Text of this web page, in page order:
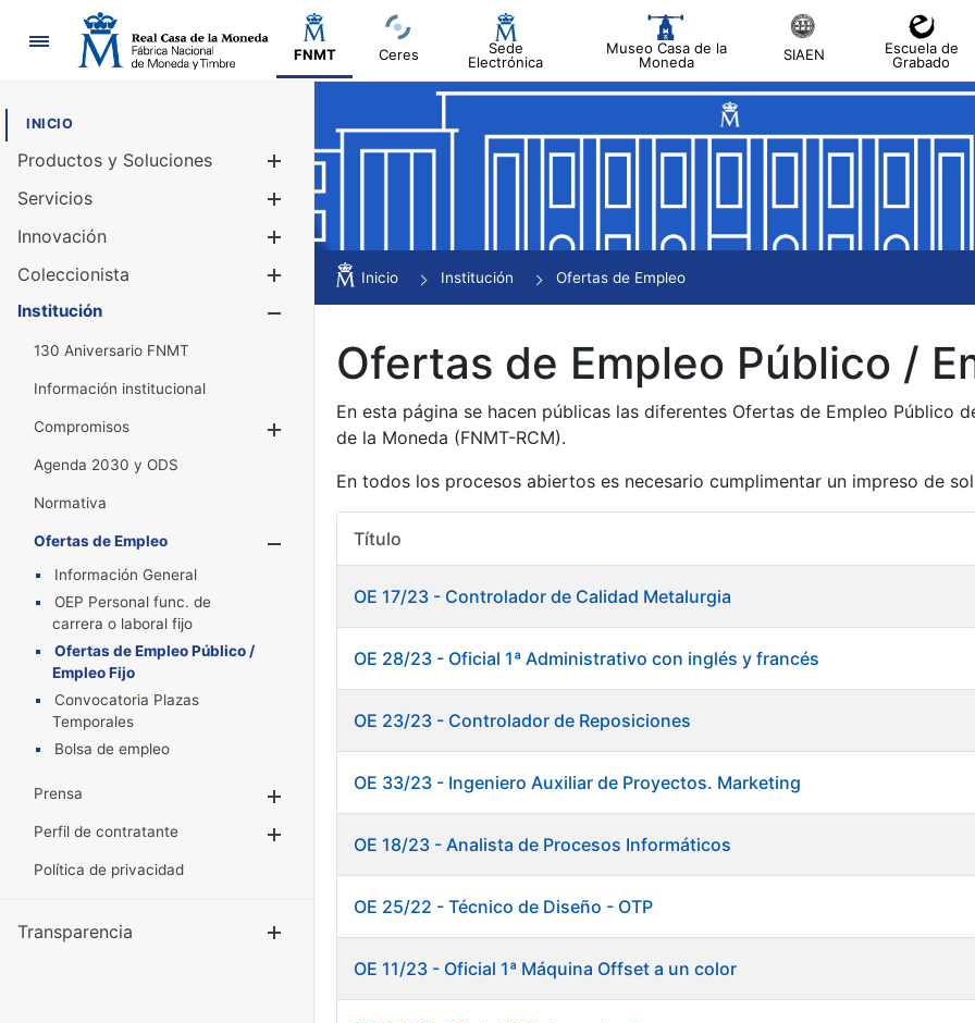
Navegación
FNMT Ceres
Sede
Electrónica
Museo Casa de la
Moneda
SIAEN
Escuela de
Grabado
INICIO
Productos y Soluciones
Mostrar/Ocultar
Servicios
Innovación
Coleccionista
Mostrar/Ocultar
Institución
130 Aniversario FNMT
Información institucional
Compromisos
Mostrar/Ocultar
Agenda 2030 y ODS
Normativa
Ofertas de Empleo
Mostrar/Ocultar
Información General
OEP Personal func. de
carrera o laboral fijo
Ofertas de Empleo Público /
Empleo Fijo
Convocatoria Plazas
Temporales
Bolsa de empleo
Prensa
Mostrar/Ocultar
Perfil de contratante
Mostrar/Ocultar
Política de privacidad
Transparencia Mostrar/Ocultar
Inicio Institución Ofertas de Empleo
Ofertas de Empleo Público /
En esta página se hacen públicas las diferentes Ofertas de Empleo Público
de la Moneda (FNMT-RCM).
En todos los procesos abiertos es necesario cumplimentar un impreso de
Título
OE 17/23 - Controlador de Calidad Metalurgia
OE 28/23 - Oficial 1ª Administrativo con inglés y francés
OE 23/23 - Controlador de Reposiciones
OE 33/23 - Ingeniero Auxiliar de Proyectos. Marketing
OE 18/23 - Analista de Procesos Informáticos
OE 25/22 - Técnico de Diseño - OTP
OE 11/23 - Oficial 1ª Máquina Offset a un color